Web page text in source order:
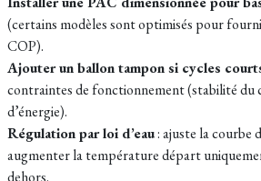
(certains modèles sont optimisés pour
COP).
Ajouter un ballon tampon si cycles
contraintes de fonctionnement (stabilité du
d’énergie).
Régulation par loi d’eau: ajuste la courbe
augmenter la température départ
dehors.